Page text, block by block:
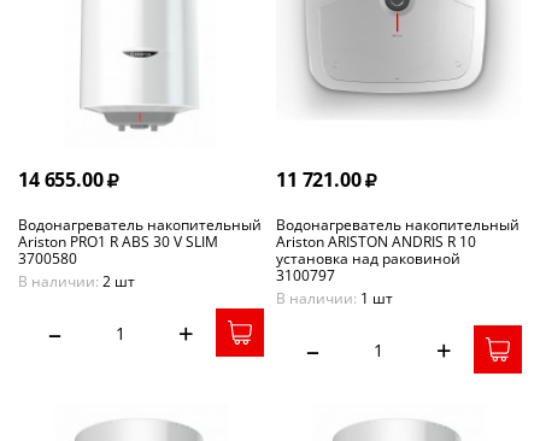
14 655.00
Водонагреватель накопительный
Ariston PRO1 R ABS 30 V SLIM
3700580
В наличии: 2 шт
– +
11 721.00
Водонагреватель накопительный
Ariston ARISTON ANDRIS R 10
установка над раковиной
3100797
В наличии: 1 шт
– +